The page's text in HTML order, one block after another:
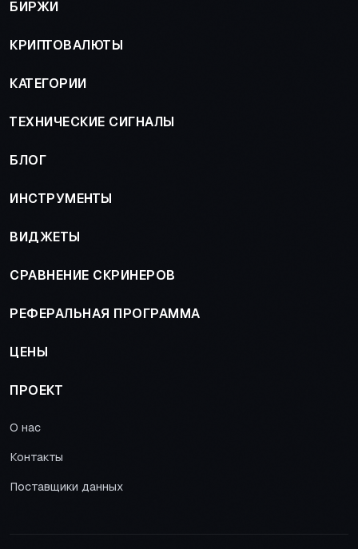
БИРЖИ
КРИПТОВАЛЮТЫ
КАТЕГОРИИ
ТЕХНИЧЕСКИЕ СИГНАЛЫ
БЛОГ
ИНСТРУМЕНТЫ
ВИДЖЕТЫ
СРАВНЕНИЕ СКРИНЕРОВ
РЕФЕРАЛЬНАЯ ПРОГРАММА
ЦЕНЫ
ПРОЕКТ
О нас
Контакты
Поставщики данных